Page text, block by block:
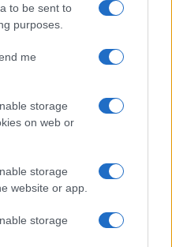
to be sent to
purposes.
me
storage
on web or
storage
website or app.
storage